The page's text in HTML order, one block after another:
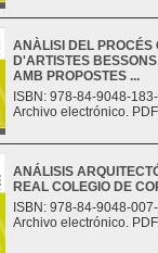
ANÀLISI DEL PROCÉS
D'ARTISTES
AMB PROPOSTES ...
ISBN: 978-84-9048-
Archivo electrónico.
ANÁLISIS
REAL COLEGIO DE
ISBN: 978-84-9048-
Archivo electrónico.